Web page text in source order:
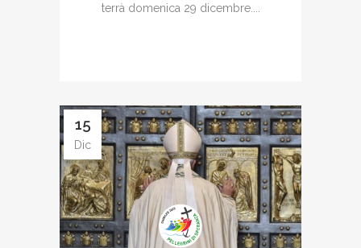
terrà domenica 29 dicembre....
15
Dic